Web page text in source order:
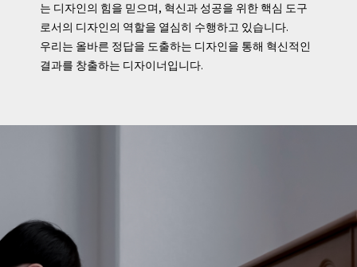
는 디자인의 힘을 믿으며, 혁신과 성공을 위한 핵심 도구
로서의 디자인의 역할을 열심히 수행하고 있습니다.
우리는 올바른 정답을 도출하는 디자인을 통해 혁신적인
결과를 창출하는 디자이너입니다.